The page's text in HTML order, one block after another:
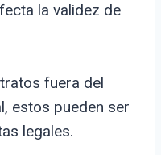
la validez de
fuera del
estos pueden ser
legales.